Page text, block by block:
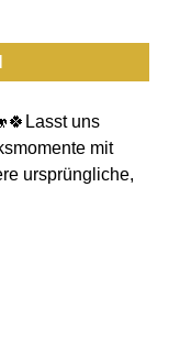
uns
mit
ursprüngliche,